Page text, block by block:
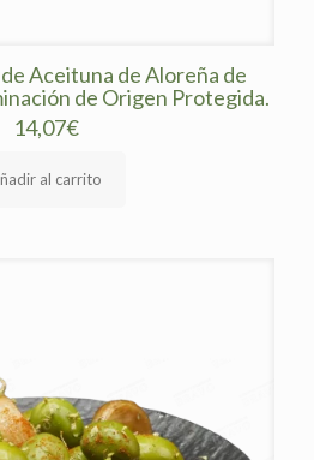
Aceituna de Aloreña de
de Origen Protegida.
14,07€
al carrito